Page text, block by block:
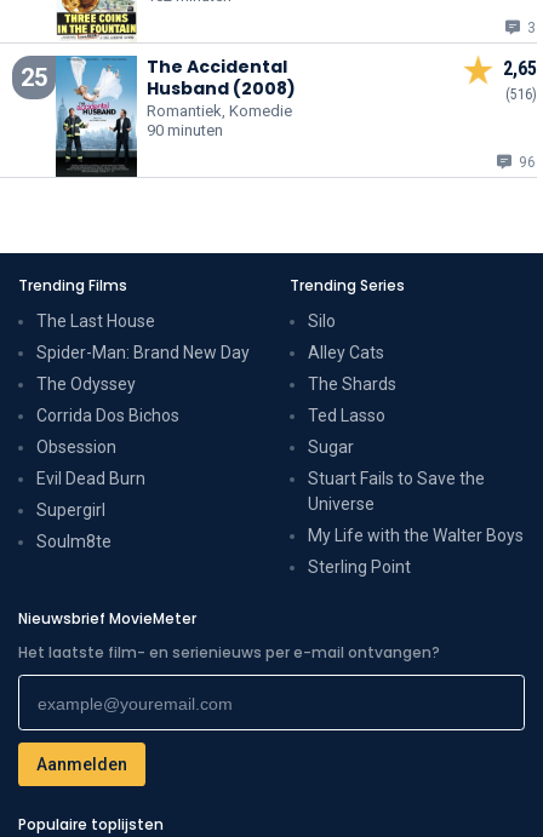
3
25
The Accidental
Husband (2008)
Romantiek, Komedie
90 minuten
2,65
(516)
96
Trending Films
The Last House
Spider-Man: Brand New Day
The Odyssey
Corrida Dos Bichos
Obsession
Evil Dead Burn
Supergirl
Soulm8te
Trending Series
Silo
Alley Cats
The Shards
Ted Lasso
Sugar
Stuart Fails to Save the
Universe
My Life with the Walter Boys
Sterling Point
Nieuwsbrief MovieMeter
Het laatste film- en serienieuws per e-mail ontvangen?
Populaire toplijsten